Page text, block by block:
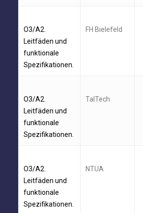
O3/A2.
Leitfäden und
funktionale
Spezifikationen.
FH Bielefeld
O3/A2.
Leitfäden und
funktionale
Spezifikationen.
TalTech
O3/A2.
Leitfäden und
funktionale
Spezifikationen.
NTUA